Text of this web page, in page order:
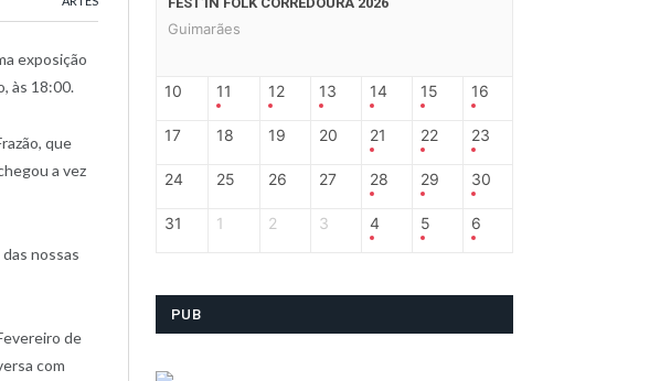
exposição
às 18:00.
que
a vez
nossas
de
com
Guimarães
10 11 12 13 14 15 16
17 18 19 20 21 22 23
24 25 26 27 28 29 30
31 1 2 3 4 5 6
PUB